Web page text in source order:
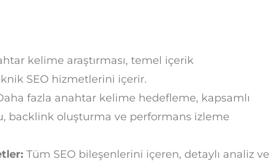
kelime araştırması, temel içerik
SEO hizmetlerini içerir.
fazla anahtar kelime hedefleme, kapsamlı
backlink oluşturma ve performans izleme
Tüm SEO bileşenlerini içeren, detaylı analiz ve